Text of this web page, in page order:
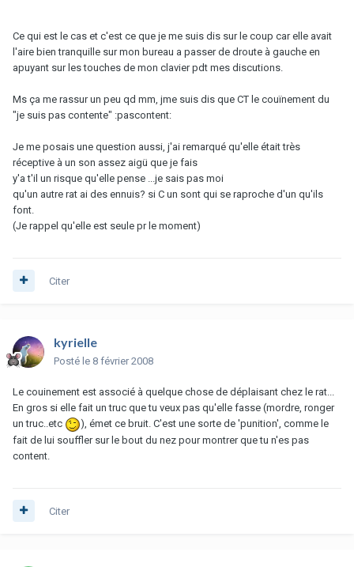
Ce qui est le cas et c'est ce que je me suis dis sur le coup car elle avait
l'aire bien tranquille sur mon bureau a passer de droute à gauche en
apuyant sur les touches de mon clavier pdt mes discutions.
Ms ça me rassur un peu qd mm, jme suis dis que CT le couïnement du
"je suis pas contente" :pascontent:
Je me posais une question aussi, j'ai remarqué qu'elle était très
réceptive à un son assez aigü que je fais
y'a t'il un risque qu'elle pense ...je sais pas moi
qu'un autre rat ai des ennuis? si C un sont qui se raproche d'un qu'ils
font.
(Je rappel qu'elle est seule pr le moment)
Citer
kyrielle
Posté le 8 février 2008
Le couinement est associé à quelque chose de déplaisant chez le rat...
En gros si elle fait un truc que tu veux pas qu'elle fasse (mordre, ronger
un truc..etc
), émet ce bruit. C'est une sorte de 'punition', comme le
fait de lui souffler sur le bout du nez pour montrer que tu n'es pas
content.
Citer